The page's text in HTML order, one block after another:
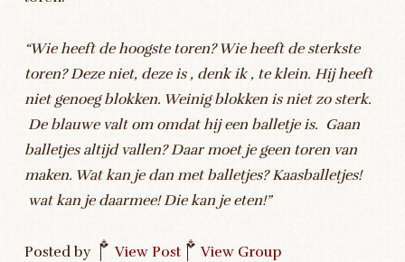
“Wie heeft de hoogste toren? Wie heeft de sterkste
toren? Deze niet, deze is , denk ik , te klein. Hij heeft
niet genoeg blokken. Weinig blokken is niet zo sterk.
De blauwe valt om omdat hij een balletje is. Gaan
balletjes altijd vallen? Daar moet je geen toren van
maken. Wat kan je dan met balletjes? Kaasballetjes!
wat kan je daarmee! Die kan je eten!”
Posted by | View Post | View Group